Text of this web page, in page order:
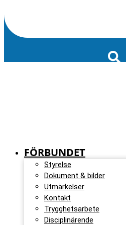
FÖRBUNDET
Styrelse
Dokument & bilder
Utmärkelser
Kontakt
Trygghetsarbete
Disciplinärende